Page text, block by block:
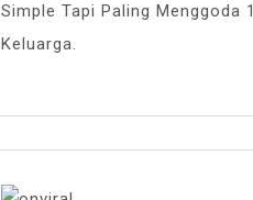
Simple Tapi Paling Menggoda 1
Keluarga.